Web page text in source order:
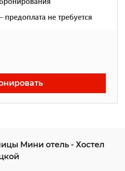
не требуется
Мини отель - Хостел